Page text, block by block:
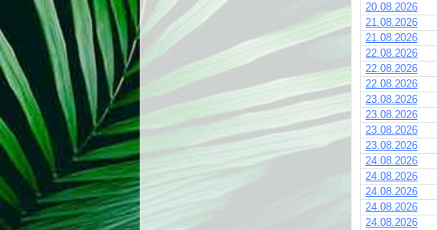
20.08.2026
21.08.2026
21.08.2026
22.08.2026
22.08.2026
22.08.2026
23.08.2026
23.08.2026
23.08.2026
23.08.2026
24.08.2026
24.08.2026
24.08.2026
24.08.2026
24.08.2026